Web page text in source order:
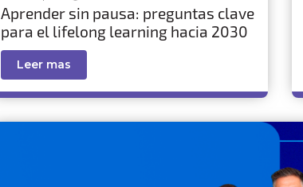
Aprender sin pausa: preguntas clave
para el lifelong learning hacia 2030
Leer mas